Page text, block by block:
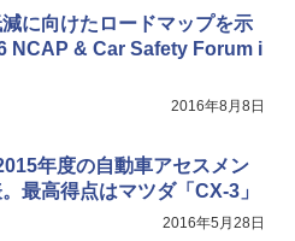
に向けたロードマップを示
NCAP & Car Safety Forum i
2016年8月8日
年度の自動車アセスメン
。最高得点はマツダ「CX-3」
2016年5月28日